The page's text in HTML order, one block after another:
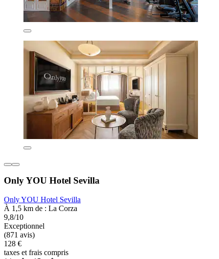
Only YOU Hotel Sevilla
Only YOU Hotel Sevilla
À 1,5 km de : La Corza
9,8/10
Exceptionnel
(871 avis)
128 €
taxes et frais compris